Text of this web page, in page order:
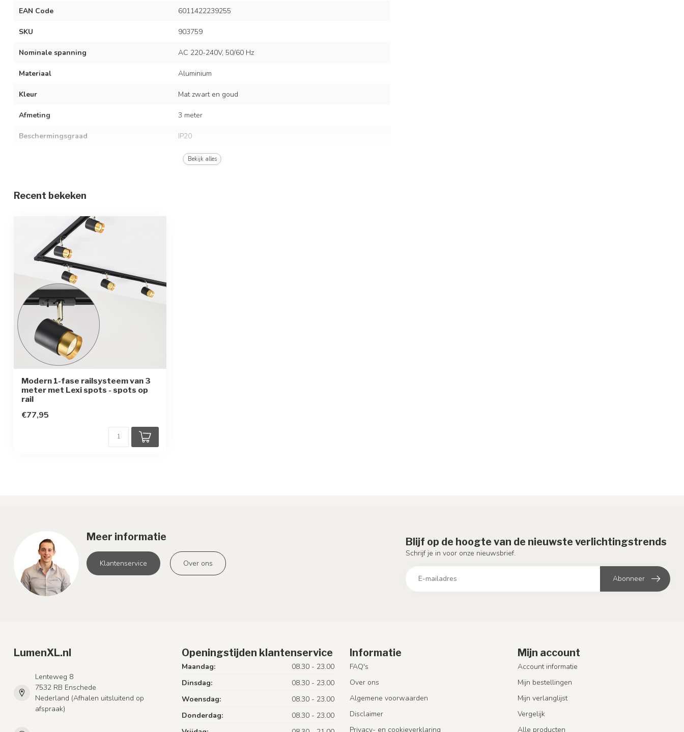
EAN Code 6011422239255
SKU 903759
Nominale spanning AC 220-240V, 50/60 Hz
Materiaal Aluminium
Kleur Mat zwart en goud
Afmeting 3 meter
Beschermingsgraad IP20
Bekijk alles
Recent bekeken
Modern 1-fase railsysteem van 3
meter met Lexi spots - spots op
rail
€77,95
Meer informatie
Klantenservice Over ons
Blijf op de hoogte van de nieuwste verlichtingstrends
Schrijf je in voor onze nieuwsbrief.
Abonneer
LumenXL.nl
Lenteweg 8
7532 RB Enschede
Nederland (Afhalen uitsluitend op
afspraak)
Openingstijden klantenservice
Maandag:
08.30 - 23.00
Dinsdag:
08.30 - 23.00
Woensdag:
08.30 - 23.00
Donderdag:
08.30 - 23.00
Informatie
FAQ's
Over ons
Algemene voorwaarden
Disclaimer
Privacy- en cookieverklaring
Mijn account
Account informatie
Mijn bestellingen
Mijn verlanglijst
Vergelijk
Alle producten